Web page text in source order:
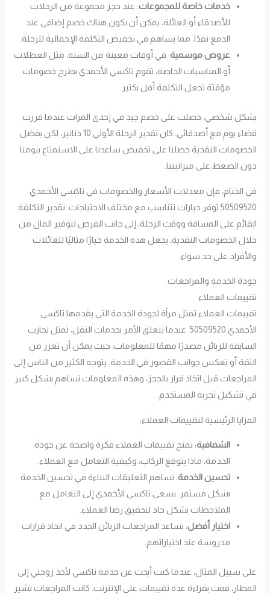
خدمات خاصة للمجموعات: عند حجز مجموعة من الرحلات
للأصدقاء أو العائلة، يمكن أن يكون هناك خصم إضافي عند
الدفع نقدًا، مما يساهم في تخفيض التكلفة الإجمالية للرحلة.
عروض موسمية: في أوقات معينة من السنة، مثل العطلات
أو المناسبات الخاصة، تقوم تاكسي الأحمدي بطرح خصومات
مؤقتة تجعل التكلفة أقل بكثير.
بشكل شخصي، حصلت على خصم جيد في إحدى المرات عندما قررت
قضاء يوم مع أصدقائي. كان تقدير الرحلة الأولي 10 دنانير، لكن بفضل
الخصومات النقدية حصلنا على تخفيض ساعدنا على الاستمتاع بيومنا
دون الضغط على ميزانيتنا.
في الختام، فإن معدلات الأسعار والخصومات في تاكسي الأحمدي
50509520 توفر خيارات تتناسب مع مختلف الاحتياجات. تقدير التكلفة
القائم على المسافة ووقت الرحلة، إلى جانب الفرص لتوفير المال من
خلال الخصومات النقدية، يجعل هذه الخدمة خيارًا مثاليًا للعائلات
والأفراد على حد سواء.
جودة الخدمة والمراجعات
تقييمات العملاء
تقييمات العملاء تمثل مرآة لجودة الخدمة التي يقدمها تاكسي
الأحمدي 50509520. عندما يتعلق الأمر بخدمات النقل، تمثل تجارب
السابقة للزبائن مصدرًا مهمًا للمعلومات، حيث يمكن أن تعزز من
الثقة أو تعكس جوانب القصور في الخدمة. يتوجه الكثير من الناس إلى
المراجعات قبل اتخاذ قرار بالحجز، وهذه المعلومات تساهم بشكل كبير
في تشكيل تجربة المستخدم.
المزايا الرئيسية لتقييمات العملاء:
الشفافية: تمنح تقييمات العملاء فكرة واضحة عن جودة
الخدمة، ماذا يتوقع الركاب، وكيفية التعامل مع العملاء.
تحسين الخدمة: تساهم التعليقات البناءة في تحسين الخدمة
بشكل مستمر. يسعى تاكسي الأحمدي إلى التعامل مع
الملاحظات بشكل جاد لتحقيق رضا العملاء.
اختيار أفضل: تساعد المراجعات الزبائن الجدد في اتخاذ قرارات
مدروسة عند اختياراتهم.
على سبيل المثال، عندما كنت أبحث عن خدمة تاكسي لأخذ زوجتي إلى
المطار، قمت بقراءة عدة تقييمات على الإنترنت. كانت المراجعات تشير